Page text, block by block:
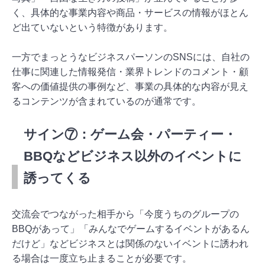
く、具体的な事業内容や商品・サービスの情報がほとん
ど出ていないという特徴があります。
一方でまっとうなビジネスパーソンのSNSには、自社の
仕事に関連した情報発信・業界トレンドのコメント・顧
客への価値提供の事例など、事業の具体的な内容が見え
るコンテンツが含まれているのが通常です。
サイン⑦：ゲーム会・パーティー・
BBQなどビジネス以外のイベントに
誘ってくる
交流会でつながった相手から「今度うちのグループの
BBQがあって」「みんなでゲームするイベントがあるん
だけど」などビジネスとは関係のないイベントに誘われ
る場合は一度立ち止まることが必要です。